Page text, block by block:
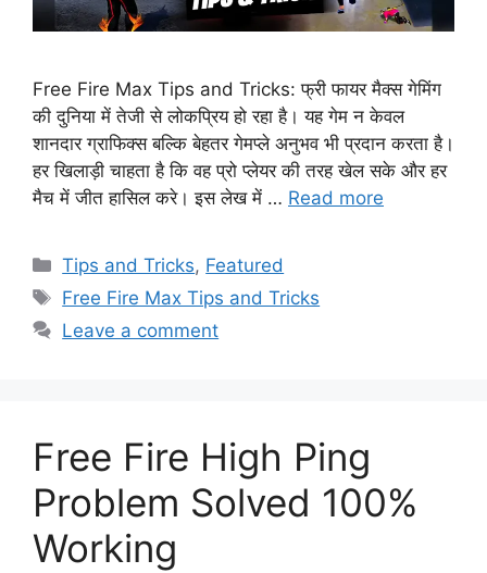
Free Fire Max Tips and Tricks: फ्री फायर मैक्स गेमिंग
की दुनिया में तेजी से लोकप्रिय हो रहा है। यह गेम न केवल
शानदार ग्राफिक्स बल्कि बेहतर गेमप्ले अनुभव भी प्रदान करता है।
हर खिलाड़ी चाहता है कि वह प्रो प्लेयर की तरह खेल सके और हर
मैच में जीत हासिल करे। इस लेख में … Read more
Categories
Tips and Tricks, Featured
Tags
Free Fire Max Tips and Tricks
Leave a comment
Free Fire High Ping
Problem Solved 100%
Working